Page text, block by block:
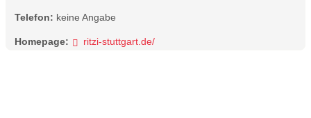
Telefon: keine Angabe
Homepage: ritzi-stuttgart.de/